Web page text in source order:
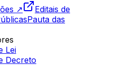
↗
Editais de
Pauta das
Lei
Decreto